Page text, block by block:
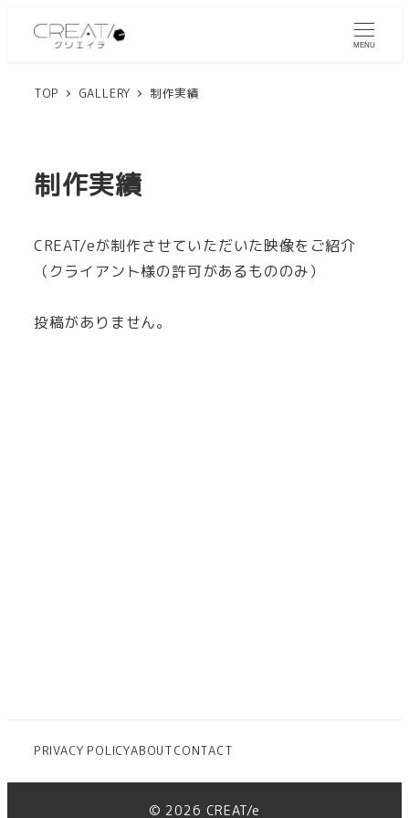
MENU
TOP GALLERY 制作実績
制作実績
CREAT/eが制作させていただいた映像をご紹介
（クライアント様の許可があるもののみ）
投稿がありません。
PRIVACY POLICYABOUTCONTACT
© 2026 CREAT/e